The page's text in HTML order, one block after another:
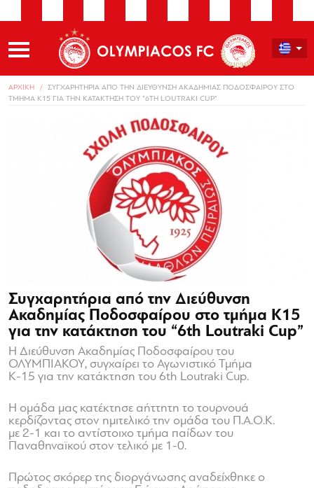
ΑΡΧΙΚΗ
ΣΥΓΧΑΡΗΤΗΡΙΑ ΑΠΟ ΤΗΝ ΔΙΕΥΘΥΝΣΗ ΑΚΑΔΗΜΙΑΣ ΠΟΔΟΣΦΑΙΡΟΥ ΣΤΟ
ΤΜΗΜΑ Κ15 ΓΙΑ ΤΗΝ ΚΑΤΑΚΤΗΣΗ ΤΟΥ “6TH LOUTRAKI CUP”
Συγχαρητήρια από την Διεύθυνση
Ακαδημίας Ποδοσφαίρου στο τμήμα Κ15
για την κατάκτηση του “6th Loutraki Cup”
Η Διεύθυνση Ακαδημίας Ποδοσφαίρου του
ΟΛΥΜΠΙΑΚΟΥ, συγχαίρει το Αγωνιστικό Τμήμα
Κ-15 για την κατάκτηση του 6th Loutraki Cup.
Η ομάδα μας κατέκτησε αήττητη το τουρνουά
κερδίζοντας στον ημιτελικό την ομάδα του Π.Α.Ο.Κ.
με 2-1 και το αντίστοιχο τμήμα παίδων του
Παναθηναϊκού στον τελικό με 1-0.
Πρώτος σκόρερ της διοργάνωσης αναδείχθηκε ο